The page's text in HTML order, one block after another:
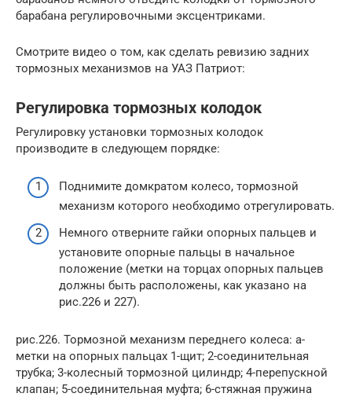
барабана регулировочными эксцентриками.
Смотрите видео о том, как сделать ревизию задних
тормозных механизмов на УАЗ Патриот:
Регулировка тормозных колодок
Регулировку установки тормозных колодок
производите в следующем порядке:
Поднимите домкратом колесо, тормозной
механизм которого необходимо отрегулировать.
Немного отверните гайки опорных пальцев и
установите опорные пальцы в начальное
положение (метки на торцах опорных пальцев
должны быть расположены, как указано на
рис.226 и 227).
рис.226. Тормозной механизм переднего колеса: а-
метки на опорных пальцах 1-щит; 2-соединительная
трубка; 3-колесный тормозной цилиндр; 4-перепускной
клапан; 5-соединительная муфта; 6-стяжная пружина